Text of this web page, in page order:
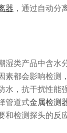
器 ，通过自动分
类产品中含水
都会影响检测
水，抗干扰性能
管道式金属检测
检测探头的反